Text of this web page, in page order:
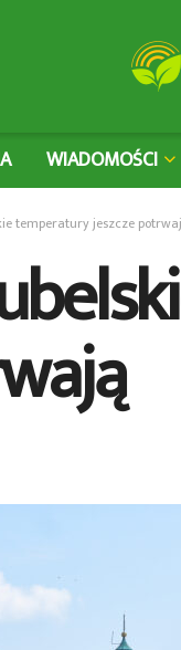
WIADOMOŚCI
temperatury jeszcze